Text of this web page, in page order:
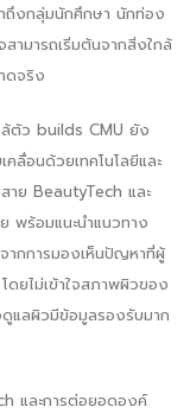
ถึงกลุ่มนักศึกษา นักท่อง
สามารถเริ่มต้นจากสิ่งใกล้
ดจริง
ล้ตัว builds CMU ยัง
ลื่อนด้วยเทคโนโลยีและ
าย BeautyTech และ
พร้อมแนะนำแนวทาง
ากการมองเห็นปัญหาที่ผู้
ดยไม่เข้าใจสภาพผิวของ
แลผิวมีข้อมูลรองรับมาก
และการต่อยอดองค์